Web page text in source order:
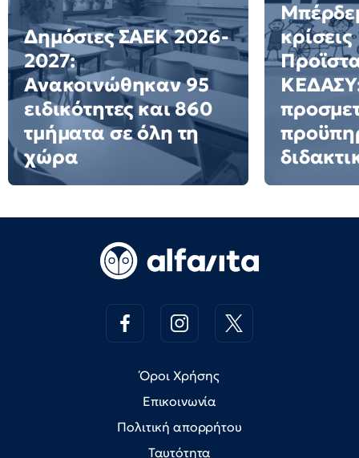
Δημόσιες ΣΑΕΚ 2026-
2027:
Ανακοινώθηκαν 95
ειδικότητες και 860
τμήματα σε όλη τη
χώρα
κρίσεις
ΚΕΔΑΣΥ:
Όροι Χρήσης
Επικοινωνία
Πολιτική απορρήτου
Ταυτότητα